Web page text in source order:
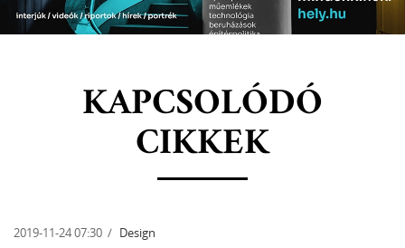
KAPCSOLÓDÓ
CIKKEK
2019-11-24 07:30 Design